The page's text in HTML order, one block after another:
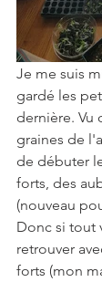
Je me suis
gardé les
dernière. Vu
graines de
de débuter
forts, des
(nouveau
Donc si tout
retrouver
forts (mon